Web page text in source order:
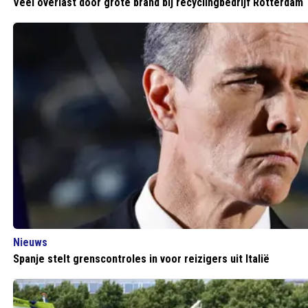
Veel overlast door grote brand bij recyclingbedrijf Rotterdam
Nieuws
Spanje stelt grenscontroles in voor reizigers uit Italië